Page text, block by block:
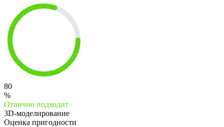
80
%
Отлично подходит
3D-моделирование
Оценка пригодности